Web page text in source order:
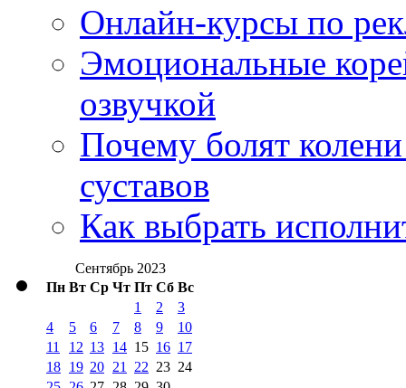
Онлайн-курсы по
Эмоциональные
озвучкой
Почему болят
суставов
Как выбрать
Сентябрь 2023
Пн Вт Ср Чт Пт Сб Вс
1 2
3
4
5 6 7 8 9
10
11
12 13 14 15 16 17
18 19 20 21 22 23 24